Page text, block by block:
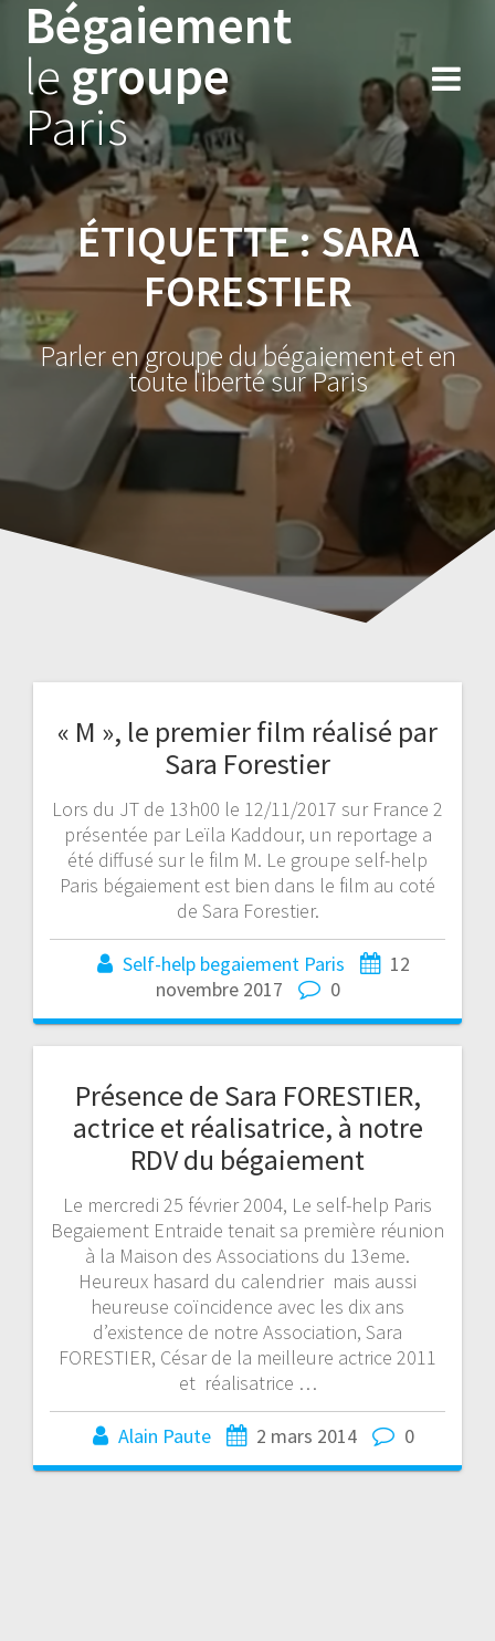
Skip
to
Bégaiement
legroupe
Paris
ÉTIQUETTE :SARA
FORESTIER
Parler en groupe du bégaiement et en
toute liberté sur Paris
« M », le premier film réalisé par
Sara Forestier
Lors du JT de 13h00 le 12/11/2017 sur France 2
présentée par Leïla Kaddour, un reportage a
été diffusé sur le film M. Le groupe self-help
Paris bégaiement est bien dans le film au coté
de Sara Forestier.
Self-help begaiement Paris
12
novembre 2017
0
Présence de Sara FORESTIER,
actrice et réalisatrice, à notre
RDV du bégaiement
Le mercredi 25 février 2004, Le self-help Paris
Begaiement Entraide tenait sa première réunion
à la Maison des Associations du 13eme.
Heureux hasard du calendrier mais aussi
heureuse coïncidence avec les dix ans
d’existence de notre Association, Sara
FORESTIER, César de la meilleure actrice 2011
et réalisatrice …
Alain Paute 2 mars 2014 0